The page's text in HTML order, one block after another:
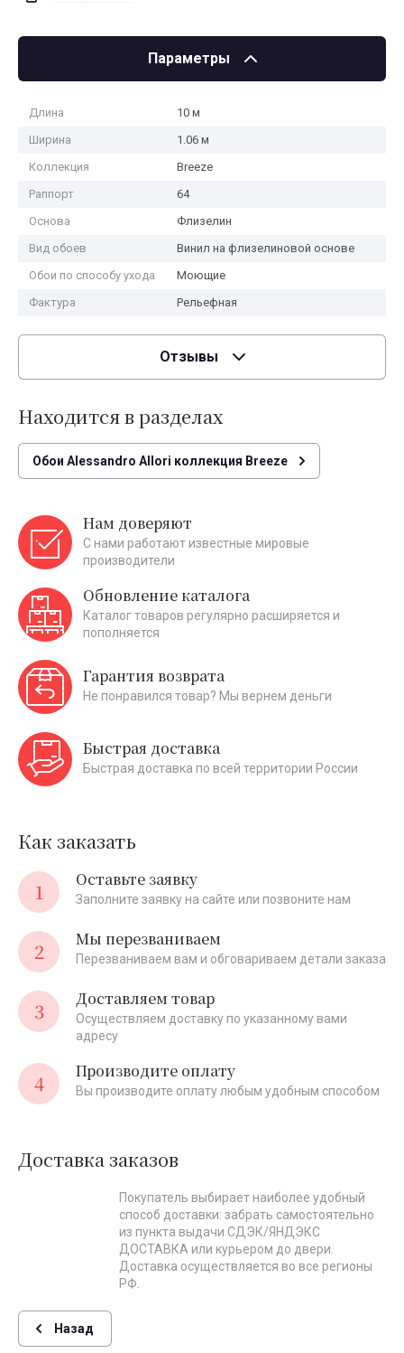
Параметры
Длина
10 м
Ширина
1.06 м
Коллекция
Breeze
Раппорт
64
Основа
Флизелин
Вид обоев
Винил на флизелиновой основе
Обои по способу ухода
Моющие
Фактура
Рельефная
Отзывы
Находится в разделах
Обои Alessandro Allori коллекция Breeze
Нам доверяют
С нами работают известные мировые
производители
Обновление каталога
Каталог товаров регулярно расширяется и
пополняется
Гарантия возврата
Не понравился товар? Мы вернем деньги
Быстрая доставка
Быстрая доставка по всей территории России
Как заказать
1
Оставьте заявку
Заполните заявку на сайте или позвоните нам
2 Мы перезваниваем
Перезваниваем вам и обговариваем детали заказа
3 Доставляем товар
Осуществляем доставку по указанному вами
адресу
4 Производите оплату
Вы производите оплату любым удобным способом
Доставка заказов
Покупатель выбирает наиболее удобный
способ доставки: забрать самостоятельно
из пункта выдачи СДЭК/ЯНДЭКС
ДОСТАВКА или курьером до двери.
Доставка осуществляется во все регионы
РФ.
Назад